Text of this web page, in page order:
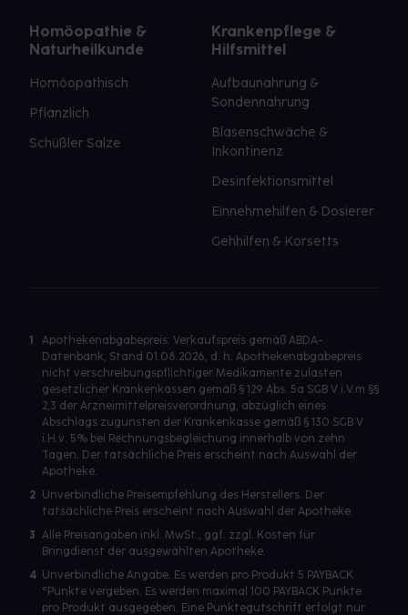
Homöopathie &
Naturheilkunde
Homöopathisch
Pflanzlich
Schüßler Salze
Krankenpflege &
Hilfsmittel
Aufbaunahrung &
Sondennahrung
Blasenschwäche &
Inkontinenz
Desinfektionsmittel
Einnehmehilfen & Dosierer
Gehhilfen & Korsetts
1
Apothekenabgabepreis: Verkaufspreis gemäß ABDA-
Datenbank, Stand 01.08.2026, d. h. Apothekenabgabepreis
nicht verschreibungspflichtiger Medikamente zulasten
gesetzlicher Krankenkassen gemäß § 129 Abs. 5a SGB V i.V.m §§
2,3 der Arzneimittelpreisverordnung, abzüglich eines
Abschlags zugunsten der Krankenkasse gemäß § 130 SGB V
i.H.v. 5% bei Rechnungsbegleichung innerhalb von zehn
Tagen. Der tatsächliche Preis erscheint nach Auswahl der
Apotheke.
2 Unverbindliche Preisempfehlung des Herstellers. Der
tatsächliche Preis erscheint nach Auswahl der Apotheke.
3 Alle Preisangaben inkl. MwSt., ggf. zzgl. Kosten für
Bringdienst der ausgewählten Apotheke.
4 Unverbindliche Angabe. Es werden pro Produkt 5 PAYBACK
°Punkte vergeben. Es werden maximal 100 PAYBACK Punkte
pro Produkt ausgegeben. Eine Punktegutschrift erfolgt nur